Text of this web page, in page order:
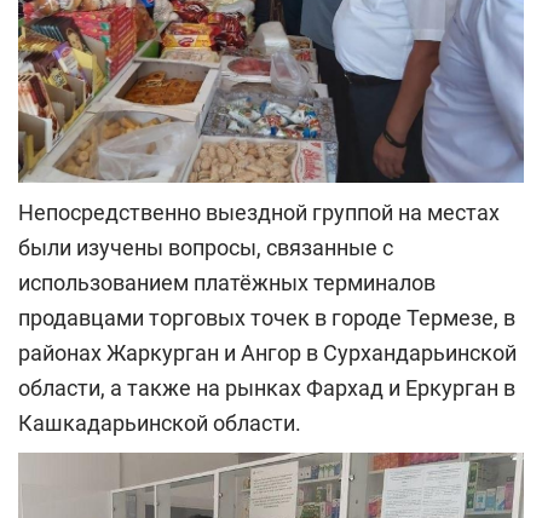
Непосредственно выездной группой на местах
были изучены вопросы, связанные с
использованием платёжных терминалов
продавцами торговых точек в городе Термезе, в
районах Жаркурган и Ангор в Cурхандарьинской
области, а также на рынках Фархад и Еркурган в
Кашкадарьинской области.